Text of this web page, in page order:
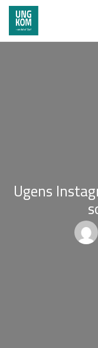
Ugens